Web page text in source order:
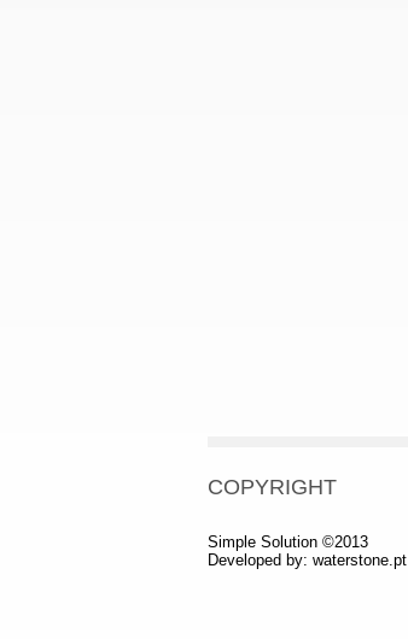
COPYRIGHT
Simple Solution ©2013
Developed by: waterstone.pt